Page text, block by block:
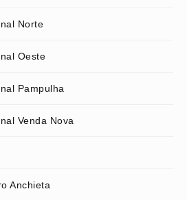
Norte
Oeste
Pampulha
Venda Nova
Anchieta